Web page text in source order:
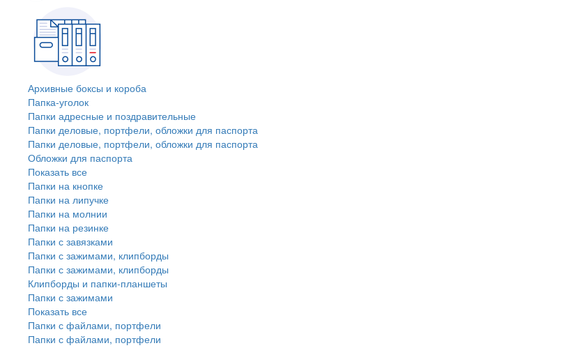
Архивные боксы и короба
Папка-уголок
Папки адресные и поздравительные
Папки деловые, портфели, обложки для паспорта
Папки деловые, портфели, обложки для паспорта
Обложки для паспорта
Показать все
Папки на кнопке
Папки на липучке
Папки на молнии
Папки на резинке
Папки с завязками
Папки с зажимами, клипборды
Папки с зажимами, клипборды
Клипборды и папки-планшеты
Папки с зажимами
Показать все
Папки с файлами, портфели
Папки с файлами, портфели